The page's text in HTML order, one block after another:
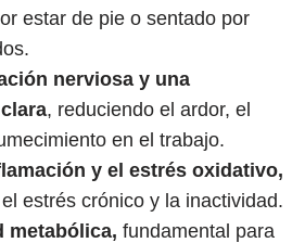
estar de pie o sentado por
nerviosa y una
, reduciendo el ardor, el
en el trabajo.
y el estrés oxidativo,
estrés crónico y la inactividad.
metabólica, fundamental para